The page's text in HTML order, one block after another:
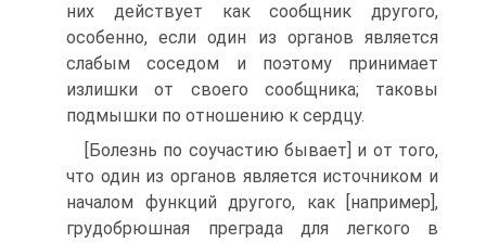
них действует как сообщник другого,
особенно, если один из органов является
слабым соседом и поэтому принимает
излишки от своего сообщника; таковы
подмышки по отношению к сердцу.
[Болезнь по соучастию бывает] и от того,
что один из органов является источником и
началом функций другого, как [например],
грудобрюшная преграда для легкого в